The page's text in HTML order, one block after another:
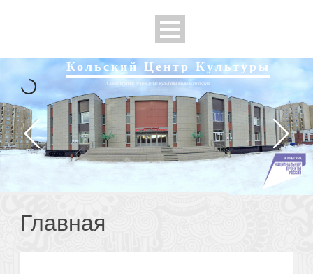
Кольский Центр Культуры
Самое крупное учреждение культуры Кольского округа
Главная